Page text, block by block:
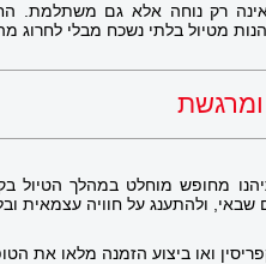
רק נוחה אלא גם משתלמת.
מטיול בלתי נשכח מבלי לחרוג
ומרגשת
מחופש מוחלט במהלך הטיול
ולהתענג על חוויה עצמאית
ואו ביצוע הזמנה מלאו את